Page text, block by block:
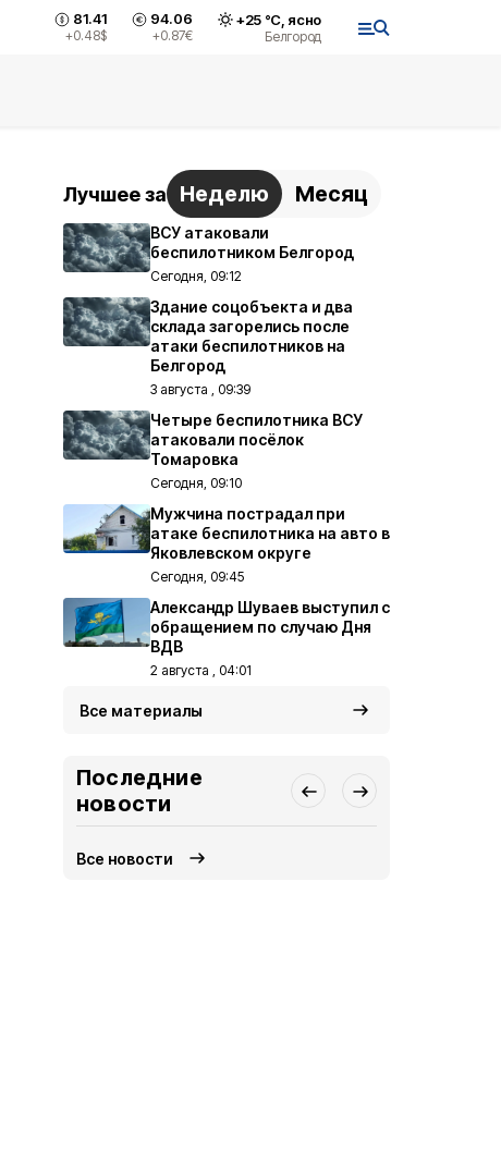
81.41
+0.48$
94.06
+0.87€
+25°С, ясно
Белгород
Лучшее за Неделю Месяц
ВСУ атаковали
беспилотником Белгород
Сегодня, 09:12
Здание соцобъекта и два
склада загорелись после
атаки беспилотников на
Белгород
3 августа , 09:39
Четыре беспилотника ВСУ
атаковали посёлок
Томаровка
Сегодня, 09:10
Мужчина пострадал при
атаке беспилотника на авто в
Яковлевском округе
Сегодня, 09:45
Александр Шуваев выступил с
обращением по случаю Дня
ВДВ
2 августа , 04:01
Все материалы
Последние
новости
Все новости